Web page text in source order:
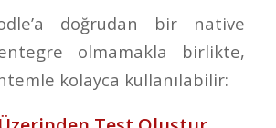
doğrudan bir native
olmamakla birlikte,
kolayca kullanılabilir: